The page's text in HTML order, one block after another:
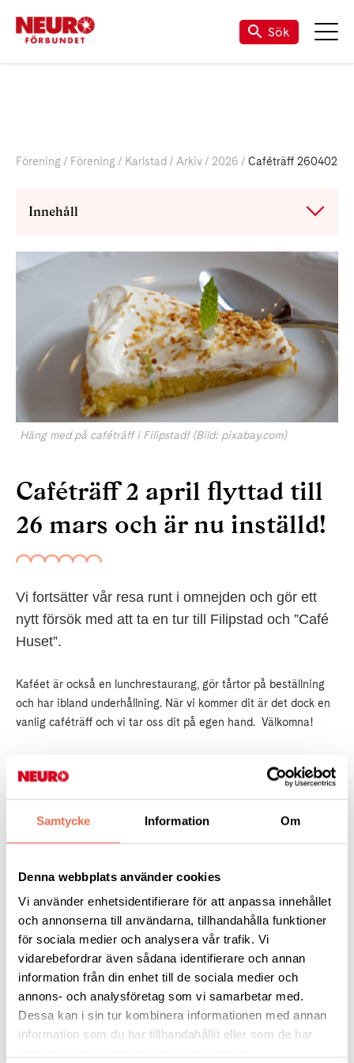
Samtycke Information Om
Denna webbplats använder cookies
Vi använder enhetsidentifierare för att anpassa innehållet
och annonserna till användarna, tillhandahålla funktioner
för sociala medier och analysera vår trafik. Vi
vidarebefordrar även sådana identifierare och annan
information från din enhet till de sociala medier och
annons- och analysföretag som vi samarbetar med.
Dessa kan i sin tur kombinera informationen med annan
information som du har tillhandahållit eller som de har
Till vår Facebook-sida
Sök
Förening Förening Karlstad Arkiv 2026 Caféträff 260402
Innehåll
Häng med på caféträff i Filipstad! (Bild: pixabay.com)
Caféträff 2 april flyttad till
26 mars och är nu inställd!
Vi fortsätter vår resa runt i omnejden och gör ett
nytt försök med att ta en tur till Filipstad och ”Café
Huset”.
Kaféet är också en lunchrestaurang, gör tårtor på beställning
och har ibland underhållning. När vi kommer dit är det dock en
vanlig caféträff och vi tar oss dit på egen hand. Välkomna!
Tid: kl. 14.00 - 16.00
Plats: Stora torget 4 A, Filipstad
Anmälan till kansliet på tel. 054-18 92 54 alt. e-post
Läs merhär!
Är du intresserad av samåkning - tala om det vid anmälan!
Tipsa